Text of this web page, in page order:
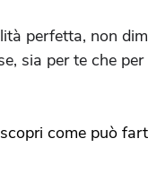
perfetta, non
sia per te che
come può